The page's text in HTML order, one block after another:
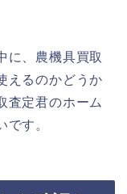
に、農機具買取
えるのかどうか
査定君のホーム
す。